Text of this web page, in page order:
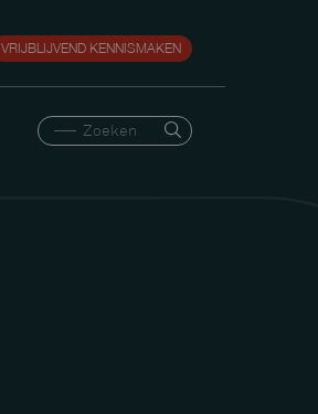
VRIJBLIJVEND KENNISMAKEN